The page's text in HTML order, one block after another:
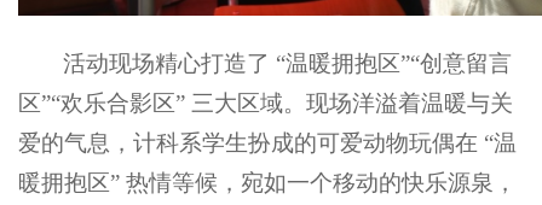
活动现场精心打造了 “温暖拥抱区”“创意留言
区”“欢乐合影区” 三大区域。现场洋溢着温暖与关
爱的气息，计科系学生扮成的可爱动物玩偶在 “温
暖拥抱区” 热情等候，宛如一个移动的快乐源泉，